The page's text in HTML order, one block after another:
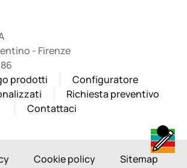
- Firenze
prodotti
Configuratore
Richiesta preventivo
Contattaci
Cookie policy Sitemap